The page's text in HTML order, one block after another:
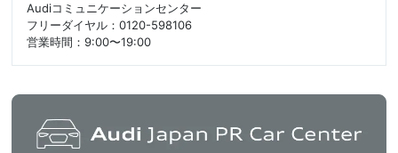
Audiコミュニケーションセンター
フリーダイヤル：0120-598106
営業時間：9:00〜19:00